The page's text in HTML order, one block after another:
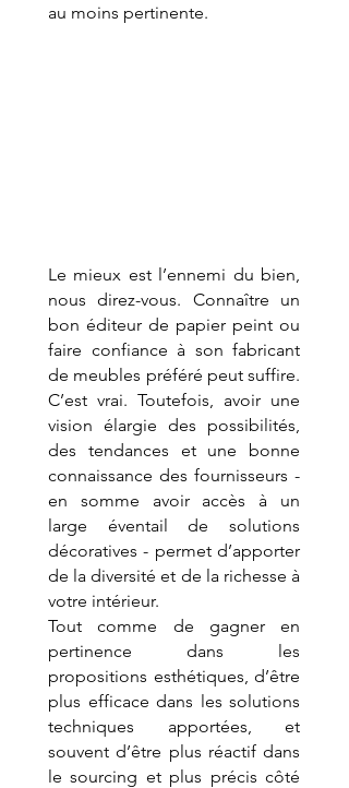
au moins pertinente.
Le mieux est l’ennemi du bien,
nous direz-vous. Connaître un
bon éditeur de papier peint ou
faire confiance à son fabricant
de meubles préféré peut suffire.
C’est vrai. Toutefois, avoir une
vision élargie des possibilités,
des tendances et une bonne
connaissance des fournisseurs -
en somme avoir accès à un
large éventail de solutions
décoratives - permet d’apporter
de la diversité et de la richesse à
votre intérieur.
Tout comme de gagner en
pertinence dans les
propositions esthétiques, d’être
plus efficace dans les solutions
techniques apportées, et
souvent d’être plus réactif dans
le sourcing et plus précis côté